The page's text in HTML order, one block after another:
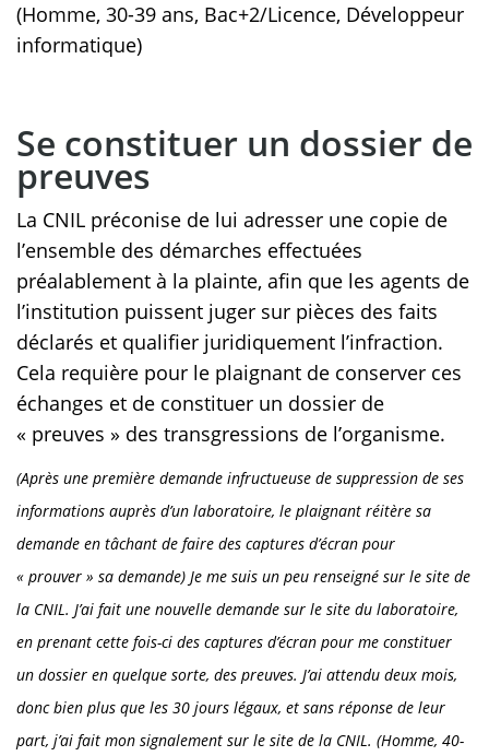
(Homme, 30-39 ans, Bac+2/Licence, Développeur
informatique)
Se constituer un dossier de
preuves
La CNIL préconise de lui adresser une copie de
l’ensemble des démarches effectuées
préalablement à la plainte, afin que les agents de
l’institution puissent juger sur pièces des faits
déclarés et qualifier juridiquement l’infraction.
Cela requière pour le plaignant de conserver ces
échanges et de constituer un dossier de
« preuves » des transgressions de l’organisme.
(Après une première demande infructueuse de suppression de ses
informations auprès d’un laboratoire, le plaignant réitère sa
demande en tâchant de faire des captures d’écran pour
« prouver » sa demande) Je me suis un peu renseigné sur le site de
la CNIL. J’ai fait une nouvelle demande sur le site du laboratoire,
en prenant cette fois-ci des captures d’écran pour me constituer
un dossier en quelque sorte, des preuves. J’ai attendu deux mois,
donc bien plus que les 30 jours légaux, et sans réponse de leur
part, j’ai fait mon signalement sur le site de la CNIL. (Homme, 40-